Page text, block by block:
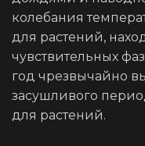
колебания
для растений,
чувствительных
год чрезвычайно
засушливого
для растений.